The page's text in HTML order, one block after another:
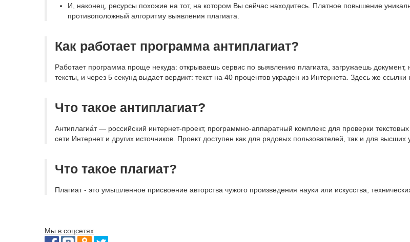
И, наконец, ресурсы похожие на тот, на котором Вы сейчас находитесь. Платное повышение
противоположный алгоритму выявления плагиата.
Как работает программа антиплагиат?
Работает программа проще некуда: открываешь сервис по выявлению плагиата, загружаешь
тексты, и через 5 секунд выдает вердикт: текст на 40 процентов украден из Интернета. Здесь же ссылки
Что такое антиплагиат?
Антиплагиа́т — российский интернет-проект, программно-аппаратный комплекс для проверки
сети Интернет и других источников. Проект доступен как для рядовых пользователей, так и для высших
Что такое плагиат?
Плагиат - это умышленное присвоение авторства чужого произведения науки или искусства,
Мы в соцсетях